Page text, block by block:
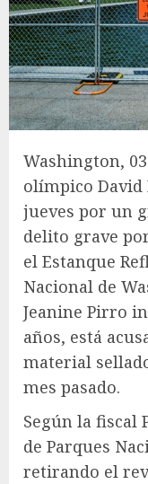
Washington,
olímpico David
jueves por un
delito grave
el Estanque
Nacional de
Jeanine Pirro
años, está
material
mes pasado.
Según la fiscal
de Parques
retirando el